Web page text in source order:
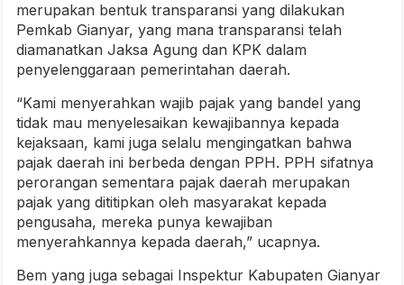
merupakan bentuk transparansi yang dilakukan
Pemkab Gianyar, yang mana transparansi telah
diamanatkan Jaksa Agung dan KPK dalam
penyelenggaraan pemerintahan daerah.
“Kami menyerahkan wajib pajak yang bandel yang
tidak mau menyelesaikan kewajibannya kepada
kejaksaan, kami juga selalu mengingatkan bahwa
pajak daerah ini berbeda dengan PPH. PPH sifatnya
perorangan sementara pajak daerah merupakan
pajak yang dititipkan oleh masyarakat kepada
pengusaha, mereka punya kewajiban
menyerahkannya kepada daerah,” ucapnya.
Bem yang juga sebagai Inspektur Kabupaten Gianyar